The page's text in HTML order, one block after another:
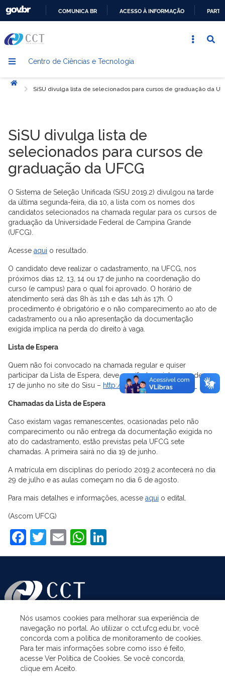
CONTEÚDO
COMUNICA BR ACESSO À INFORMAÇÃO
Centro de Ciências e Tecnologia
Início
SiSU divulga lista de selecionados para cursos de graduação da
SiSU divulga lista de
selecionados para cursos de
graduação da UFCG
O Sistema de Seleção Unificada (SiSU 2019.2) divulgou na tarde
da última segunda-feira, dia 10, a lista com os nomes dos
candidatos selecionados na chamada regular para os cursos de
graduação da Universidade Federal de Campina Grande
(UFCG).
Acesse aqui o resultado.
O candidato deve realizar o cadastramento, na UFCG, nos
próximos dias 12, 13, 14 ou 17 de junho na coordenação do
curso (e campus) para o qual foi aprovado. O horário de
atendimento será das 8h às 11h e das 14h às 17h. O
procedimento é obrigatório e o não comparecimento ao ato de
cadastramento ou a não apresentação da documentação
exigida implica na perda do direito à vaga.
Lista de Espera
Quem não foi convocado na chamada regular e quiser
participar da Lista de Espera, deve manifestar o interesse de 11 a
17 de junho no site do Sisu – http://www.sisu.mec.gov.br/
Chamadas da Lista de Espera
Caso existam vagas remanescentes, ocasionadas pelo não
comparecimento ou não entrega da documentação exigida no
ato do cadastramento, estão previstas pela UFCG sete
chamadas. A primeira sairá no dia 19 de junho.
A matrícula em disciplinas do período 2019.2 acontecerá no dia
29 de julho e as aulas começam no dia 6 de agosto.
Para mais detalhes e informações, acesse aqui o edital.
(Ascom UFCG)
Facebook
Twitter
EmailWhatsApp
ASSUNTOS
ACESSO À INFORMAÇÃO
Nós usamos cookies para melhorar sua experiência de
navegação no portal. Ao utilizar o cct.ufcg.edu.br, você
concorda com a política de monitoramento de cookies.
Para ter mais informações sobre como isso é feito,
acesse Ver Política de Cookies. Se você concorda,
clique em Aceito.